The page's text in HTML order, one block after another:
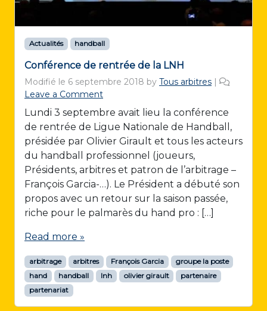
Actualités handball
Conférence de rentrée de la LNH
Modifié le 6 septembre 2018 by Tous arbitres
Leave a Comment
Lundi 3 septembre avait lieu la conférence
de rentrée de Ligue Nationale de Handball,
présidée par Olivier Girault et tous les acteurs
du handball professionnel (joueurs,
Présidents, arbitres et patron de l’arbitrage –
François Garcia-…). Le Président a débuté son
propos avec un retour sur la saison passée,
riche pour le palmarès du hand pro : […]
Read more »
arbitrage arbitres François Garcia
groupe la poste
hand
handball lnh olivier girault
partenaire
partenariat